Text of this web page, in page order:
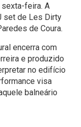
sexta-feira. A
set de Les Dirty
de Coura.
encerra com
e produzido
no edifício
visa
balneário